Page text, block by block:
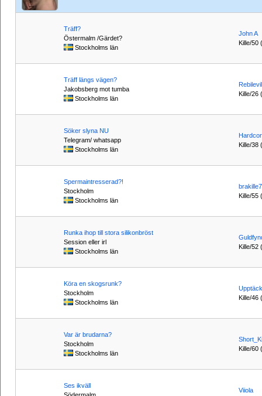
Träff?
Östermalm /Gärdet?
Stockholms län
John A
Kille/50
Träff längs vägen?
Jakobsberg mot tumba
Stockholms län
Rebilevil
Kille/26
Söker slyna NU
Telegram/ whatsapp
Stockholms län
Kille/38
Spermaintresserad?!
Stockholm
Stockholms län
Kille/55
Runka ihop till stora silikonbröst
Session eller irl
Stockholms län
Kille/52
Köra en skogsrunk?
Stockholm
Stockholms län
Kille/46
Var är brudarna?
Stockholm
Stockholms län
Kille/60
Ses ikväll
Viiola